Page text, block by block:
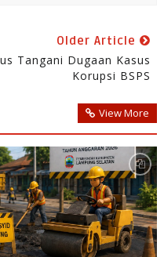
Older Article
Tangani Dugaan Kasus
Korupsi BSPS
View More